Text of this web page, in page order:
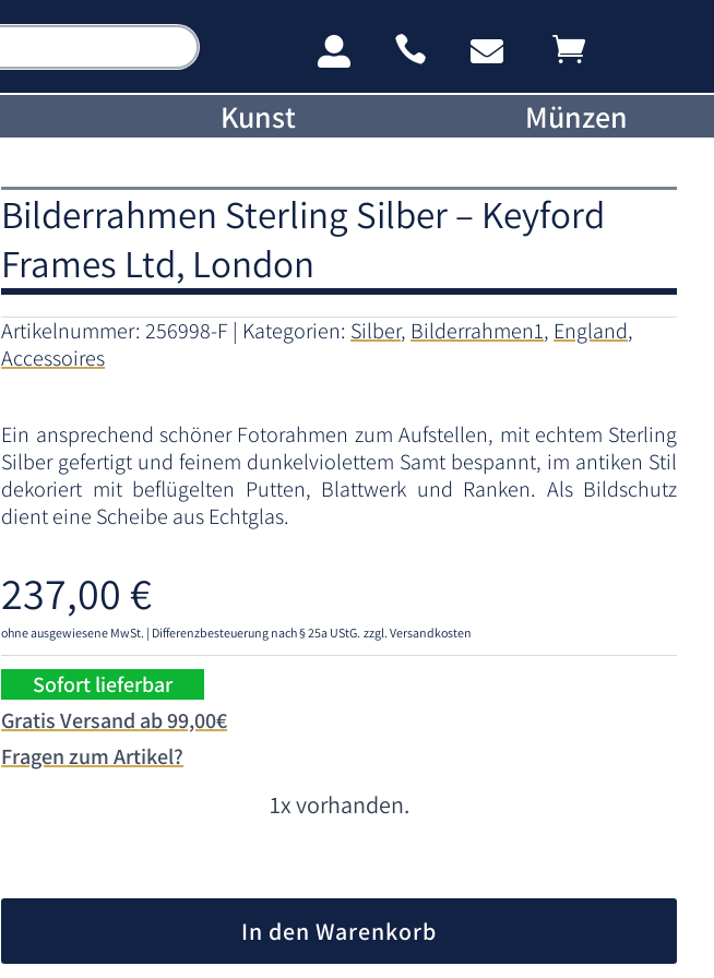
   
Kunst Münzen
Bilderrahmen Sterling Silber – Keyford
Frames Ltd, London
Artikelnummer:256998-F Kategorien: Silber, Bilderrahmen1, England,
Accessoires
Ein ansprechend schöner Fotorahmen zum Aufstellen, mit echtem Sterling
Silber gefertigt und feinem dunkelviolettem Samt bespannt, im antiken Stil
dekoriert mit beflügelten Putten, Blattwerk und Ranken. Als Bildschutz
dient eine Scheibe aus Echtglas.
237,00 €
ohne ausgewiesene MwSt. | Differenzbesteuerung nach § 25a UStG. zzgl. Versandkosten
Sofort lieferbar
Gratis Versand ab 99,00€
Fragen zum Artikel?
1x vorhanden.
In den Warenkorb